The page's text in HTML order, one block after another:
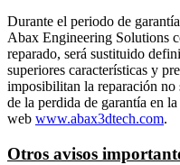
Durante el periodo de
Abax Engineering Solutions
reparado, será sustituido
superiores características y
imposibilitan la reparación no
de la perdida de garantía en la
web www.abax3dtech.com.
Otros avisos